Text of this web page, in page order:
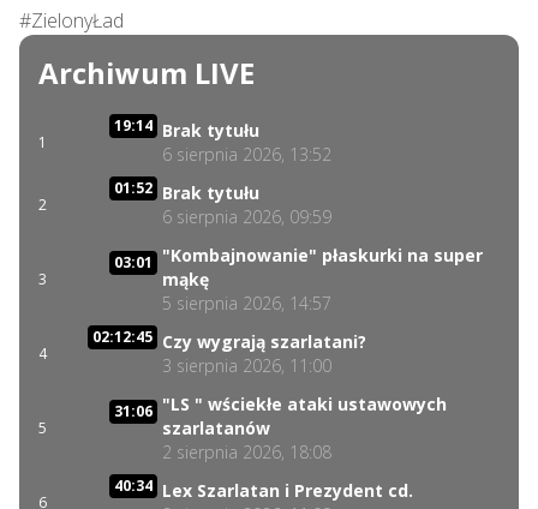
#ZielonyŁad
Archiwum LIVE
1
19:14 Brak tytułu
6 sierpnia 2026, 13:52
2
01:52 Brak tytułu
6 sierpnia 2026, 09:59
3
03:01
"Kombajnowanie" płaskurki na super
mąkę
5 sierpnia 2026, 14:57
4
02:12:45 Czy wygrają szarlatani?
3 sierpnia 2026, 11:00
5
31:06 "LS " wściekłe ataki ustawowych
szarlatanów
2 sierpnia 2026, 18:08
6
40:34 Lex Szarlatan i Prezydent cd.